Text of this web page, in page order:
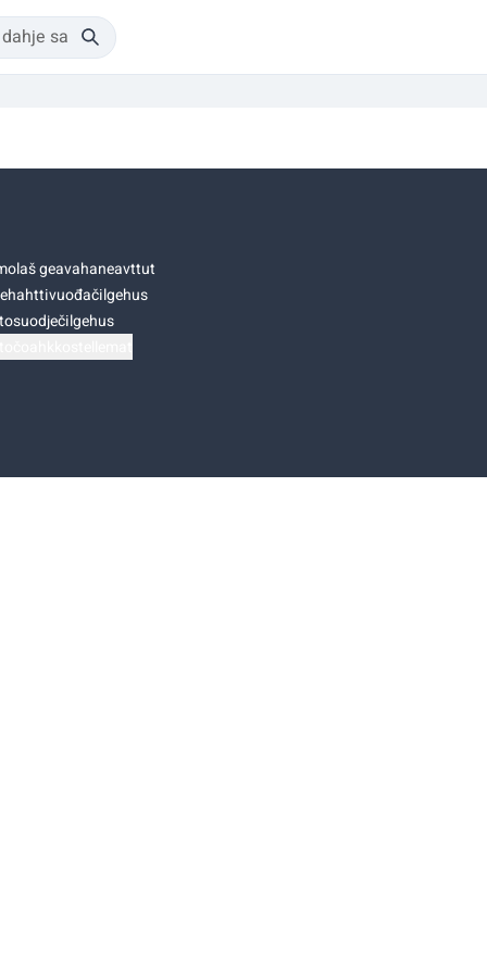
geavahaneavttut